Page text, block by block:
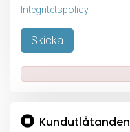
Integritetspolicy
Lämna detta fält tomt.
Kundutlåtanden